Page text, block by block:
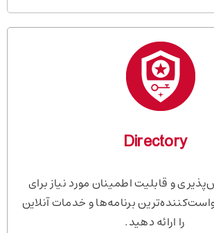
Directory
و قابلیت اطمینان مورد نیاز برای
برنامه‌ها و خدمات آنلاین
را ارائه دهید.